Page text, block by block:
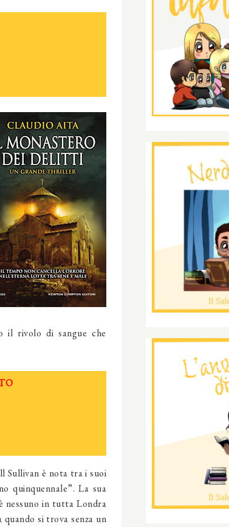
il rivolo di sangue che
Sullivan è nota tra i suoi
quinquennale”. La sua
nessuno in tutta Londra
si trova senza un